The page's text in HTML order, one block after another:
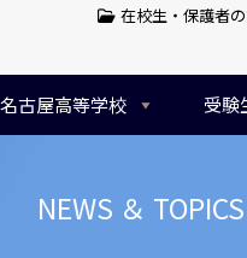
名古屋高等学校 受験
在校生・保護者
NEWS ＆ TOPICS